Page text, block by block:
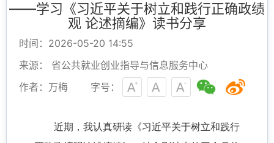
——学习《习近平关于树立和践行正确政绩
观 论述摘编》读书分享
时间：2026-05-20 14:55
来源： 省公共就业创业指导与信息服务中心
作者：万梅
字号：
近期，我认真研读《习近平关于树立和践行